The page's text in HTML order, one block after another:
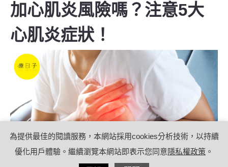
加心肌炎風險嗎？注意5大
心肌炎症狀！
為提供最佳的閱讀服務，本網站採用cookies分析技術，以持續
優化用戶體驗。繼續瀏覽本網站即表示您同意隱私權政策 。